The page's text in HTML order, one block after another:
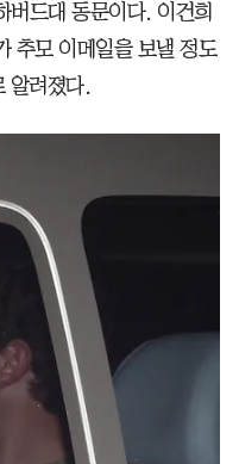
버드대 동문이다. 이건희
추모 이메일을 보낼 정도
알려졌다.